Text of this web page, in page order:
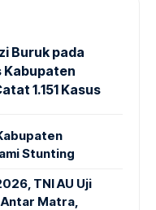
Buruk pada
Kabupaten
1.151 Kasus
Stunting
TNI AU Uji
Matra,